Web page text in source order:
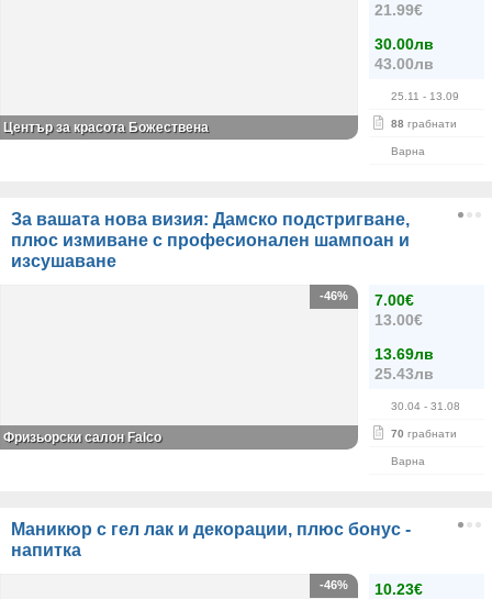
21.99€
30.00лв
43.00лв
25.11 - 13.09
88 грабнати
Варна
Център за красота Божествена
За вашата нова визия: Дамско подстригване,
плюс измиване с професионален шампоан и
изсушаване
7.00€
13.00€
13.69лв
25.43лв
30.04 - 31.08
70 грабнати
Варна
-46%
Фризьорски салон Falco
Маникюр с гел лак и декорации, плюс бонус -
напитка
10.23€
-46%